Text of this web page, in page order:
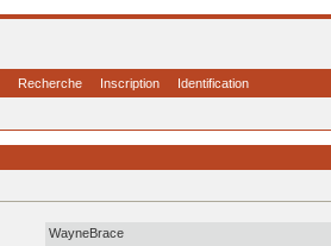
Recherche Inscription Identification
WayneBrace